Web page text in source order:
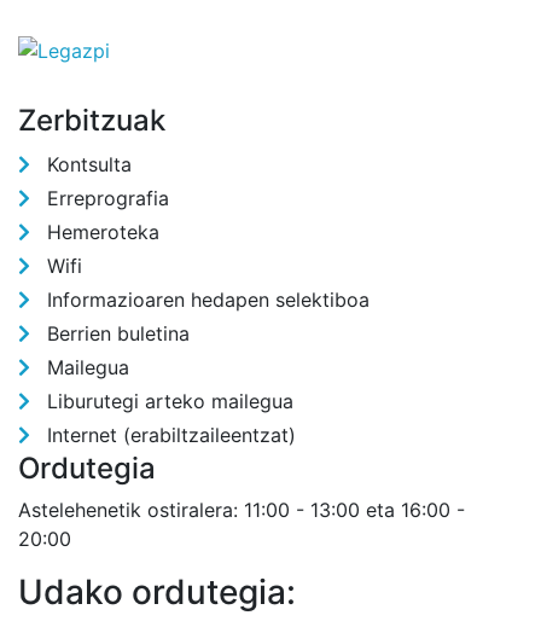
Zerbitzuak
Kontsulta
Erreprografia
Hemeroteka
Wifi
Informazioaren hedapen selektiboa
Berrien buletina
Mailegua
Liburutegi arteko mailegua
Internet (erabiltzaileentzat)
Ordutegia
Astelehenetik ostiralera: 11:00 - 13:00 eta 16:00 -
20:00
Udako ordutegia: